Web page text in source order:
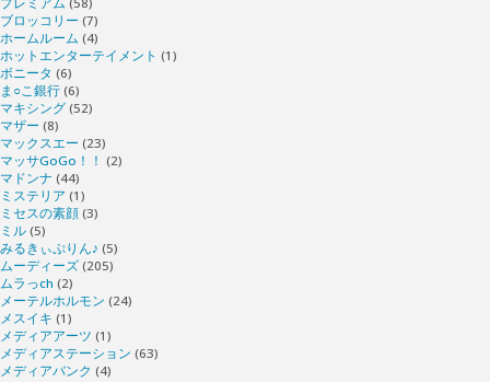
ブロッコリー (7)
ホームルーム (4)
ホットエンターテイメント (1)
ボニータ (6)
ま○こ銀行 (6)
マキシング (52)
マザー (8)
マックスエー (23)
マッサGoGo！！ (2)
マドンナ (44)
ミステリア (1)
ミセスの素顔 (3)
ミル (5)
みるきぃぷりん♪ (5)
ムーディーズ (205)
ムラっch (2)
メーテルホルモン (24)
メスイキ (1)
メディアアーツ (1)
メディアステーション (63)
メディアバンク (4)